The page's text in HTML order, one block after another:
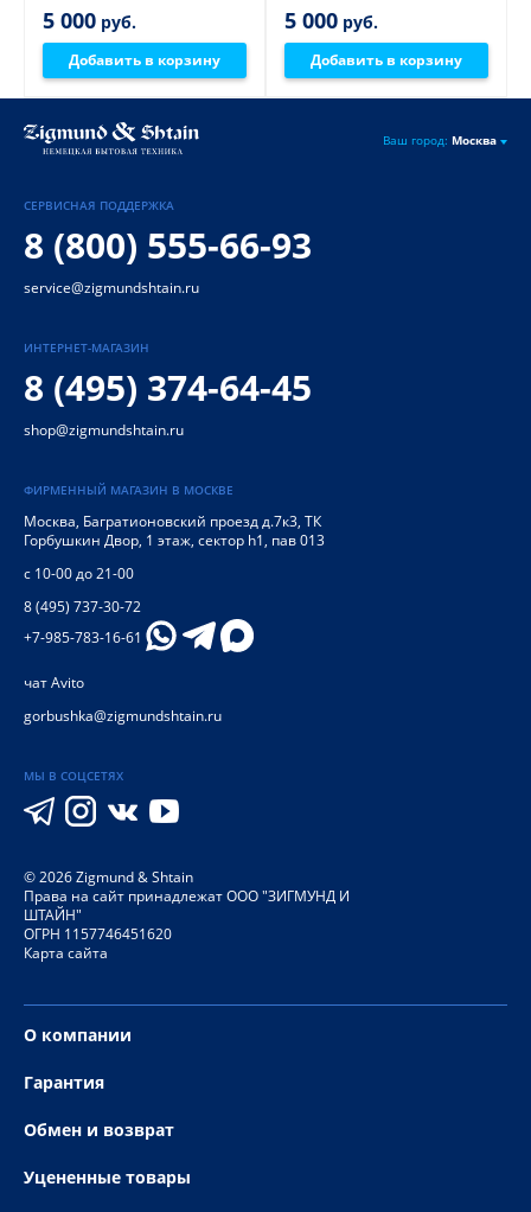
5 000 руб.
Добавить в корзину
5 000 руб.
Добавить в корзину
Ваш город: Москва
СЕРВИСНАЯ ПОДДЕРЖКА
8 (800) 555-66-93
service@zigmundshtain.ru
ИНТЕРНЕТ-МАГАЗИН
8 (495) 374-64-45
shop@zigmundshtain.ru
ФИРМЕННЫЙ МАГАЗИН В МОСКВЕ
Москва, Багратионовский проезд д.7к3, ТК
Горбушкин Двор, 1 этаж, сектор h1, пав 013
с 10-00 до 21-00
8 (495) 737-30-72
+7-985-783-16-61
чат Avito
gorbushka@zigmundshtain.ru
МЫ В СОЦСЕТЯХ
©2026Zigmund & Shtain
Права на сайт принадлежат ООО "ЗИГМУНД И
ШТАЙН"
ОГРН 1157746451620
Карта сайта
О компании
Гарантия
Обмен и возврат
Уцененные товары